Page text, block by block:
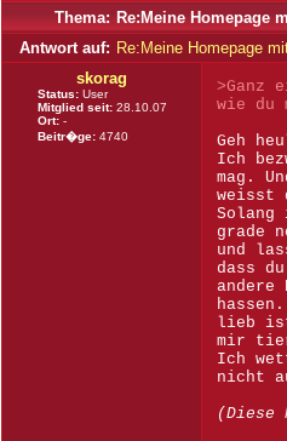
Thema: Re:Meine Homepage
Antwort auf: Re:Meine Homepage
skorag
Status: User
Mitglied seit: 28.10.07
Ort: -
Beitr�ge: 4740
>Ganz
wie
Geh
Ich
mag.
weisst
grade
und
dass
lieb
mir
Ich
nicht
(Diese